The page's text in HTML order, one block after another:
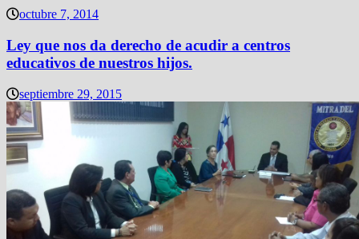
octubre 7, 2014
Ley que nos da derecho de acudir a centros
educativos de nuestros hijos.
septiembre 29, 2015